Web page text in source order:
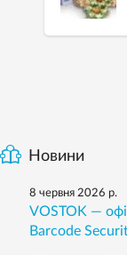
Новини
8 червня 2026 р.
VOSTOK —
Barcode